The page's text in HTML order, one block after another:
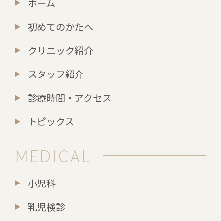
初めてのかたへ
クリニック紹介
スタッフ紹介
診療時間・アクセス
トピックス
MEDICAL
小児科
乳児検診